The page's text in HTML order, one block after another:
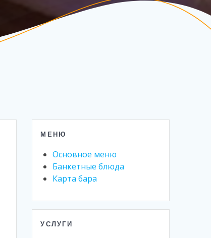
МЕНЮ
Основное меню
Банкетные блюда
Карта бара
УСЛУГИ